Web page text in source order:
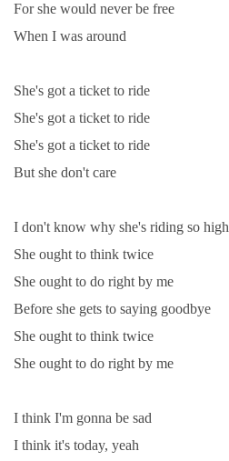
For she would never be free
When I was around
She's got a ticket to ride
She's got a ticket to ride
She's got a ticket to ride
But she don't care
I don't know why she's riding so high
She ought to think twice
She ought to do right by me
Before she gets to saying goodbye
She ought to think twice
She ought to do right by me
I think I'm gonna be sad
I think it's today, yeah